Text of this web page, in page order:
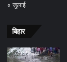
« जुलाई
बिहार